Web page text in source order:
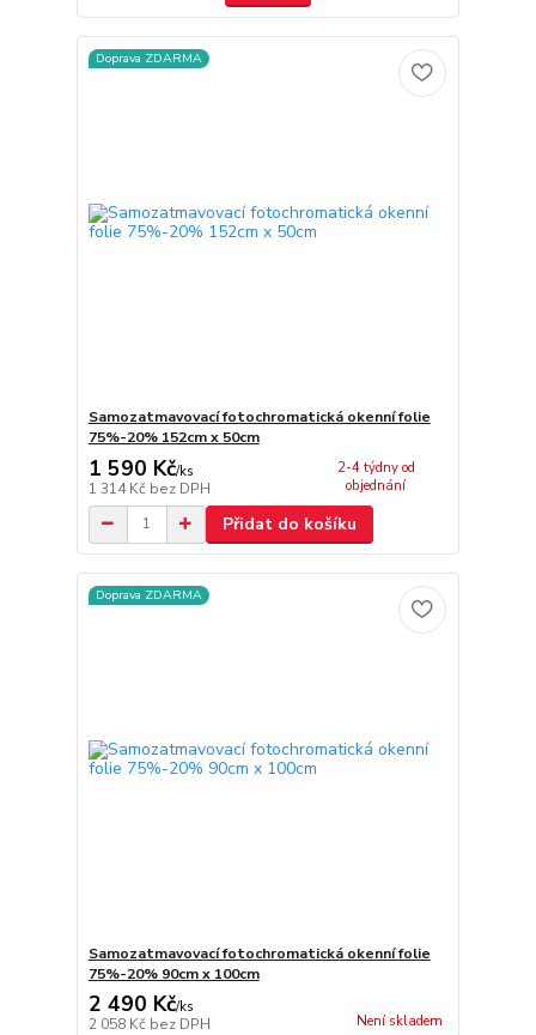
Doprava ZDARMA
Samozatmavovací fotochromatická okenní folie
75%-20% 152cm x 50cm
1 590 Kč/ks
1 314 Kč bez DPH
2-4 týdny od
objednání
Přidat do košíku
Doprava ZDARMA
Samozatmavovací fotochromatická okenní folie
75%-20% 90cm x 100cm
2 490 Kč/ks
2 058 Kč bez DPH Není skladem